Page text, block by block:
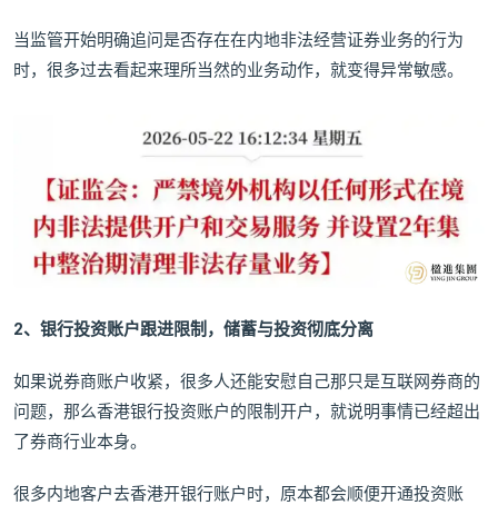
当监管开始明确追问是否存在在内地非法经营证券业务的行为
时，很多过去看起来理所当然的业务动作，就变得异常敏感。
2、银行投资账户跟进限制，储蓄与投资彻底分离
如果说券商账户收紧，很多人还能安慰自己那只是互联网券商的
问题，那么香港银行投资账户的限制开户，就说明事情已经超出
了券商行业本身。
很多内地客户去香港开银行账户时，原本都会顺便开通投资账